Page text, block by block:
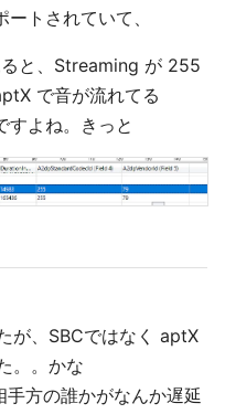
トされていて、
と、Streaming が 255
で音が流れてる
すよね。きっと
が、SBCではなく aptX
。。かな
方の誰かがなんか遅延